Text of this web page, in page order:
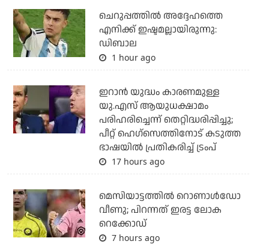
ചെറുപ്പത്തില്‍ അദ്ദേഹത്തെ
എനിക്ക് ഇഷ്ടമല്ലായിരുന്നു:
ഡിബാല
1 hour ago
ഇറാന്‍ യുദ്ധം കാരണമുള്ള
യു.എസ് ആയുധക്ഷാമം
പരിഹരിച്ചെന്ന് തെറ്റിദ്ധരിപ്പിച്ചു;
പീറ്റ് ഹെഗ്‌സെത്തിനോട് കടുത്ത
ഭാഷയില്‍ പ്രതികരിച്ച് ട്രംപ്
17 hours ago
മെസിയാട്ടത്തില്‍ റൊണാള്‍ഡോ
വീണു; പിറന്നത് ഇരട്ട ലോക
റെക്കോഡ്
7 hours ago